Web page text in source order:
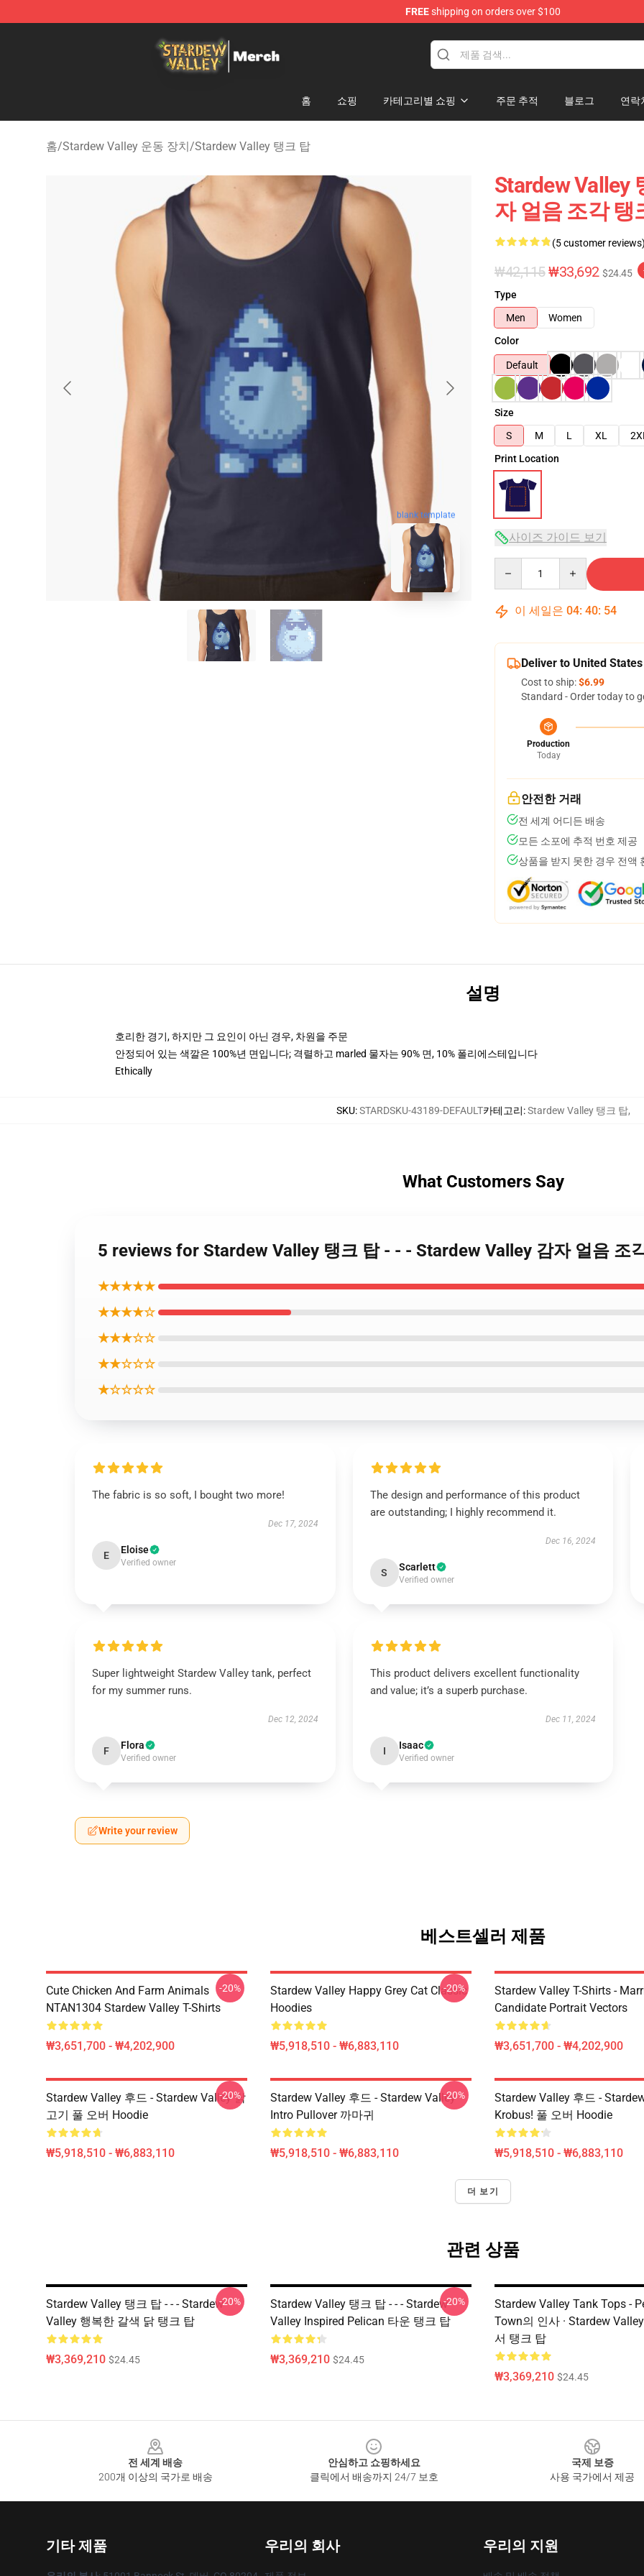
FREEshipping on orders over $100
홈 쇼핑 카테고리별 쇼핑 주문 추적 블로그 연락
홈/Stardew Valley 운동 장치/Stardew Valley 탱크 탑
blank template
Stardew Valley
자 얼음 조각 탱
(5 customer reviews)
₩42,115₩33,692 $24.45
Type
Men
Women
Color
Default
Size
S
M L XL 2XL
Print Location
사이즈 가이드 보기
이 세일은 04: 40: 53
Deliver to United States
Cost to ship:$6.99
Standard - Order today to
Production
Today
안전한 거래
전 세계 어디든 배송
모든 소포에 추적 번호 제공
상품을 받지 못한 경우 전액
설명
호리한 경기, 하지만 그 요인이 아닌 경우, 차원을 주문
안정되어 있는 색깔은 100%년 면입니다; 격렬하고 marled 물자는 90% 면, 10% 폴리에스테입니다
Ethically
SKU:STARDSKU-43189-DEFAULT카테고리:Stardew Valley 탱크 탑,
What Customers Say
5 reviews for Stardew Valley 탱크 탑 - - - Stardew Valley 감자 얼음 조
★★★★★
★★★★☆
★★★☆☆
★★☆☆☆
★☆☆☆☆
The fabric is so soft, I bought two more!
Dec 17, 2024
E Eloise
Verified owner
The design and performance of this product
are outstanding; I highly recommend it.
Dec 16, 2024
S Scarlett
Verified owner
Super lightweight Stardew Valley tank, perfect
for my summer runs.
Dec 12, 2024
F Flora
Verified owner
This product delivers excellent functionality
and value; it’s a superb purchase.
Dec 11, 2024
I Isaac
Verified owner
Write your review
베스트셀러 제품
Cute Chicken And Farm Animals
NTAN1304 Stardew Valley T-Shirts
₩3,651,700 - ₩4,202,900
-20%
Stardew Valley Happy Grey Cat Classic
Hoodies
₩5,918,510 - ₩6,883,110
-20%
Stardew Valley T-Shirts -
Candidate Portrait Vectors
₩3,651,700 - ₩4,202,900
Stardew Valley 후드 - Stardew Valley 닭
고기 풀 오버 Hoodie
₩5,918,510 - ₩6,883,110
-20%
Stardew Valley 후드 - Stardew Valley
Intro Pullover 까마귀
₩5,918,510 - ₩6,883,110
-20%
Stardew Valley 후드 -
Krobus! 풀 오버 Hoodie
₩5,918,510 - ₩6,883,110
더 보기
관련 상품
Stardew Valley 탱크 탑 - - - Stardew
Valley 행복한 갈색 닭 탱크 탑
₩3,369,210 $24.45
-20%
Stardew Valley 탱크 탑 - - - Stardew
Valley Inspired Pelican 타운 탱크 탑
₩3,369,210 $24.45
-20%
Stardew Valley Tank Tops -
Town의 인사 · Stardew
서 탱크 탑
₩3,369,210 $24.45
전 세계 배송
200개 이상의 국가로 배송
안심하고 쇼핑하세요
클릭에서 배송까지 24/7 보호
국제 보증
사용 국가에서 제공
기타 제품 우리의 회사 우리의 지원